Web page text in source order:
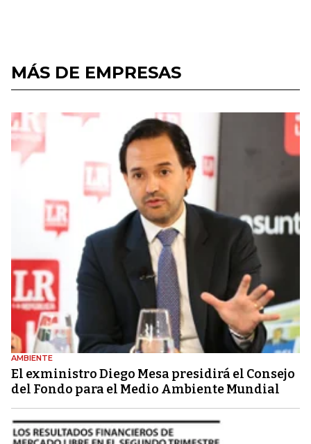
MÁS DE EMPRESAS
AMBIENTE
El exministro Diego Mesa presidirá el Consejo
del Fondo para el Medio Ambiente Mundial